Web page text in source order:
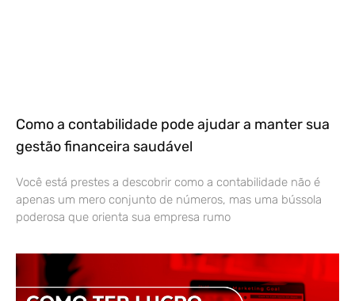
Como a contabilidade pode ajudar a manter sua
gestão financeira saudável
Você está prestes a descobrir como a contabilidade não é
apenas um mero conjunto de números, mas uma bússola
poderosa que orienta sua empresa rumo